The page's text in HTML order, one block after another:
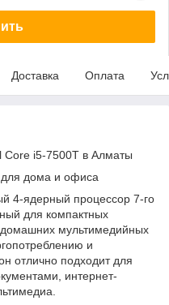
Доставка Оплата
Core i5-7500T в Алматы
дома и офиса
4-ядерный процессор 7-го
для компактных
мультимедийных
и
отлично подходит для
интернет-